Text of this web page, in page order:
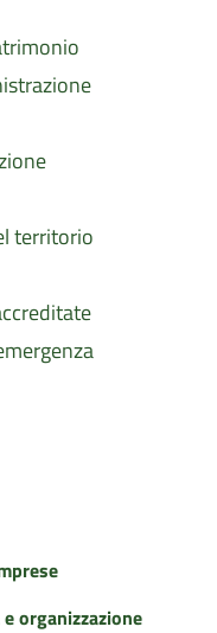
territorio
organizzazione